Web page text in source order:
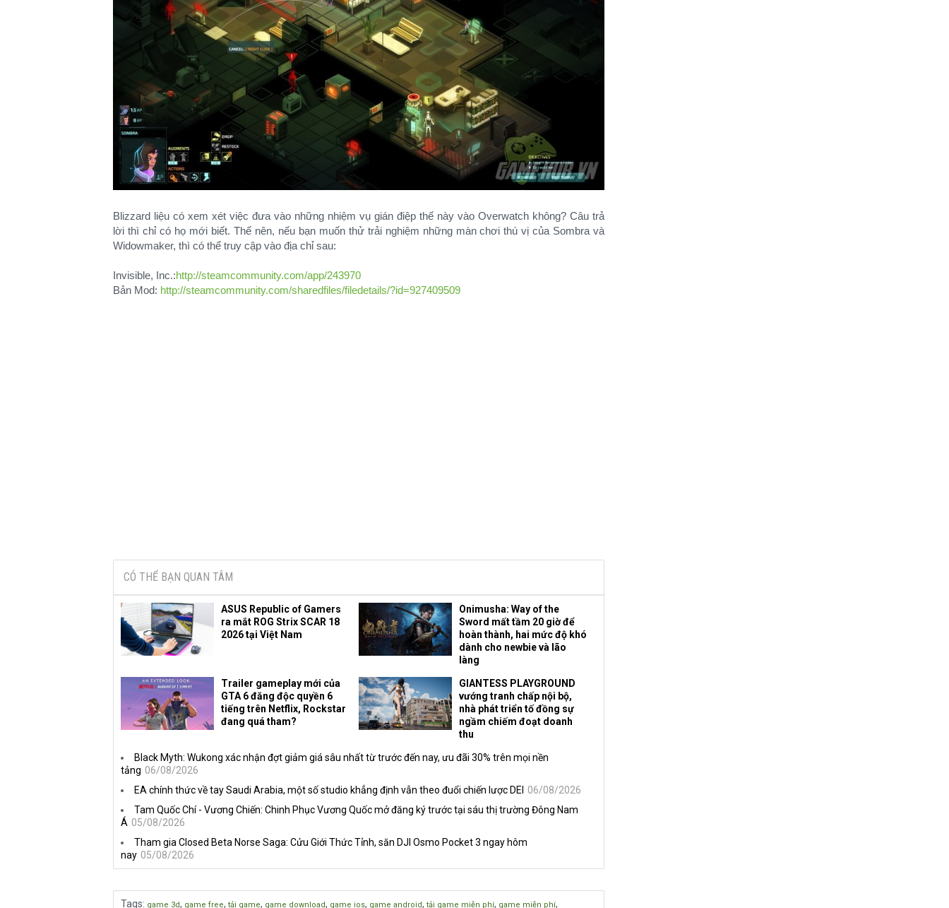
Blizzard liệu có xem xét việc đưa vào những nhiệm vụ gián điệp thế này vào Overwatch không? Câu trả
lời thì chỉ có họ mới biết. Thế nên, nếu bạn muốn thử trải nghiệm những màn chơi thú vị của Sombra và
Widowmaker, thì có thể truy cập vào địa chỉ sau:
Invisible, Inc.:http://steamcommunity.com/app/243970
Bản Mod: http://steamcommunity.com/sharedfiles/filedetails/?id=927409509
CÓ THỂ BẠN QUAN TÂM
ASUS Republic of Gamers
ra mắt ROG Strix SCAR 18
2026 tại Việt Nam
Onimusha: Way of the
Sword mất tầm 20 giờ để
hoàn thành, hai mức độ khó
dành cho newbie và lão
làng
Trailer gameplay mới của
GTA 6 đăng độc quyền 6
tiếng trên Netflix, Rockstar
đang quá tham?
GIANTESS PLAYGROUND
vướng tranh chấp nội bộ,
nhà phát triển tố đồng sự
ngầm chiếm đoạt doanh
thu
Black Myth: Wukong xác nhận đợt giảm giá sâu nhất từ trước đến nay, ưu đãi 30% trên mọi nền
tảng 06/08/2026
EA chính thức về tay Saudi Arabia, một số studio khẳng định vẫn theo đuổi chiến lược DEI
06/08/2026
Tam Quốc Chí - Vương Chiến: Chinh Phục Vương Quốc mở đăng ký trước tại sáu thị trường Đông Nam
Á 05/08/2026
Tham gia Closed Beta Norse Saga: Cửu Giới Thức Tỉnh, săn DJI Osmo Pocket 3 ngay hôm
nay 05/08/2026
Tags: game 3d, game free, tải game, game download, game ios, game android, tải game miễn phí, game miễn phí,